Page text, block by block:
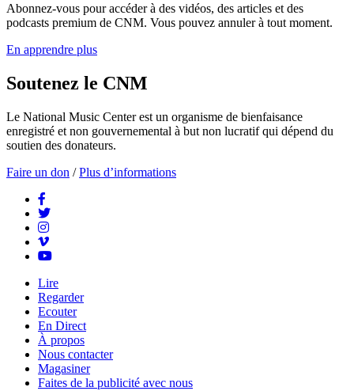
Abonnez-vous pour accéder à des vidéos, des articles et des
podcasts premium de CNM. Vous pouvez annuler à tout moment.
En apprendre plus
Soutenez le CNM
Le National Music Center est un organisme de bienfaisance
enregistré et non gouvernemental à but non lucratif qui dépend du
soutien des donateurs.
Faire un don /Plus d’informations
Lire
Regarder
Ecouter
En Direct
À propos
Nous contacter
Magasiner
Faites de la publicité avec nous